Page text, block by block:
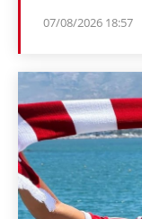
07/08/2026 18:57